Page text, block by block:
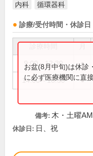
内科 循環器科
診療/受付時間・休診日
9:00～12:30 ●
14:00～18:30 ●
お盆(8月中旬)は休診
に必ず医療機関に直
備考: 木・土曜
休診日: 日、祝